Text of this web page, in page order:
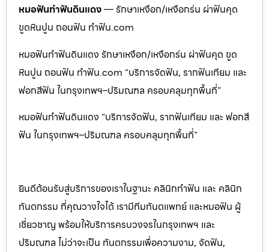
หมอฟันทำฟันดินแดง— รักษาเหงือก/เหงือกร่น ผ่าฟันคุด
ขูดหินปูน ถอนฟัน ทำฟัน.com
หมอฟันทำฟันดินแดง รักษาเหงือก/เหงือกร่น ผ่าฟันคุด ขูด
หินปูน ถอนฟัน ทำฟัน.com “บริการจัดฟัน, รากฟันเทียม และ
ฟอกสีฟัน ในกรุงเทพฯ–ปริมณฑล ครอบคลุมทุกพื้นที่”
หมอฟันทำฟันดินแดง “บริการจัดฟัน, รากฟันเทียม และ ฟอกสี
ฟัน ในกรุงเทพฯ–ปริมณฑล ครอบคลุมทุกพื้นที่”
ยินดีต้อนรับสู่บริการของเราในฐานะ คลินิกทำฟัน และ คลินิก
ทันตกรรม ที่คุณวางใจได้ เรามีทีมทันตแพทย์ และหมอฟัน ผู้
เชี่ยวชาญ พร้อมให้บริการครบวงจรในกรุงเทพฯ และ
ปริมณฑล ไม่ว่าจะเป็น ทันตกรรมเพื่อความงาม, จัดฟัน,